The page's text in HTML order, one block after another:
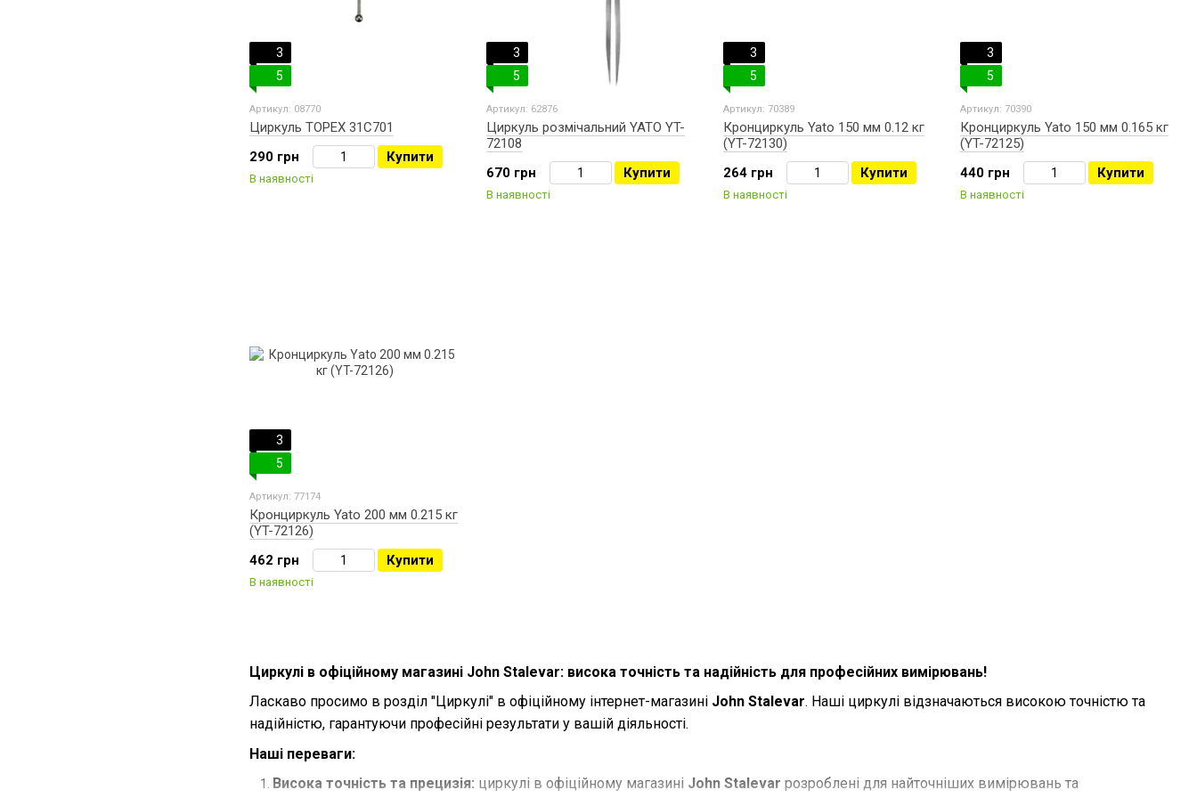
Циркулі в офіційному магазині John Stalevar: висока точність та надійність для професійних вимірювань!
Ласкаво просимо в розділ "Циркулі" в офіційному інтернет-магазині John Stalevar. Наші циркулі відзначаються високою точністю та
надійністю, гарантуючи професійні результати у вашій діяльності.
Наші переваги:
Висока точність та прецизія: циркулі в офіційному магазині John Stalevar розроблені для найточніших вимірювань та
3
5
Артикул: 08770
Циркуль TOPEX 31C701
290 грн
Купити
В наявності
3
5
Артикул: 62876
Циркуль розмічальний YATO YT-
72108
670 грн
Купити
В наявності
3
5
Артикул: 70389
Кронциркуль Yato 150 мм 0.12 кг
(YT-72130)
264 грн
Купити
В наявності
3
5
Артикул: 70390
Кронциркуль Yato 150 мм 0.165 кг
(YT-72125)
440 грн
Купити
В наявності
3
5
Артикул: 77174
Кронциркуль Yato 200 мм 0.215 кг
(YT-72126)
462 грн
Купити
В наявності